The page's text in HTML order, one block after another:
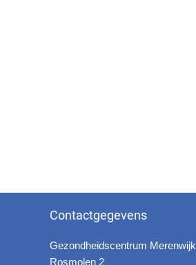
Contactgegevens
Gezondheidscentrum Merenwijk
Rosmolen 2